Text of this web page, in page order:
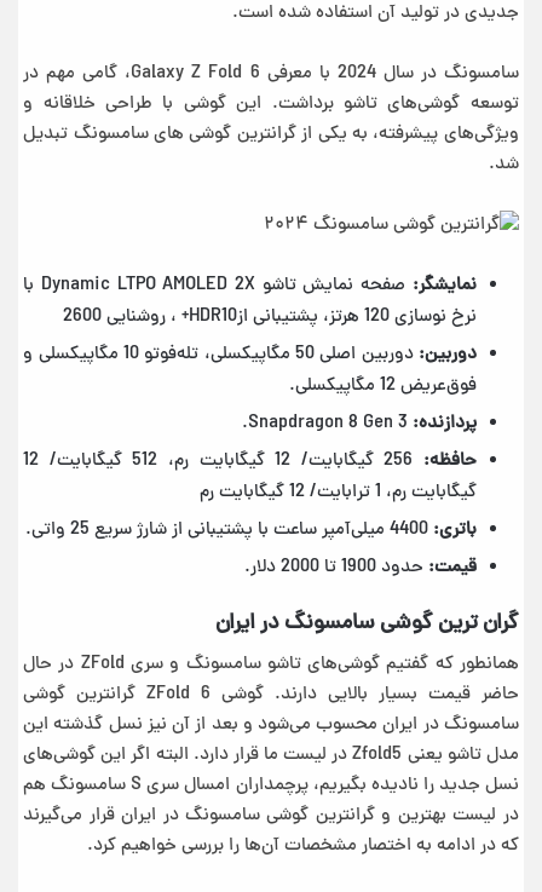
جدیدی در تولید آن استفاده شده است.
سامسونگ در سال 2024 با معرفی Galaxy Z Fold 6، گامی مهم در
توسعه گوشی‌های تاشو برداشت. این گوشی با طراحی خلاقانه و
ویژگی‌های پیشرفته، به یکی از گرانترین گوشی های سامسونگ تبدیل
شد.
نمایشگر:
صفحه نمایش تاشو Dynamic LTPO AMOLED 2X با
نرخ نوسازی 120 هرتز، پشتیبانی ازHDR10+ ، روشنایی 2600
دوربین:
دوربین اصلی 50 مگاپیکسلی، تله‌فوتو 10 مگاپیکسلی و
فوق‌عریض 12 مگاپیکسلی.
پردازنده:
حافظه:
256 گیگابایت/ 12 گیگابایت رم، 512 گیگابایت/ 12
گیگابایت رم، 1 ترابایت/ 12 گیگابایت رم
باتری: 4400 میلی‌آمپر ساعت با پشتیبانی از شارژ سریع 25 واتی.
قیمت: حدود 1900 تا 2000 دلار.
گران ترین گوشی سامسونگ در ایران
همانطور که گفتیم گوشی‌های تاشو سامسونگ و سری ZFold در حال
حاضر قیمت بسیار بالایی دارند. گوشی‌ ZFold 6 گرانترین گوشی
سامسونگ در ایران محسوب می‌شود و بعد از آن نیز نسل گذشته این
مدل تاشو یعنی Zfold5 در لیست ما قرار دارد. البته اگر این گوشی‌های
نسل جدید را نادیده بگیریم، پرچمداران امسال سری S سامسونگ هم
در لیست بهترین و گرانترین گوشی سامسونگ در ایران قرار می‌گیرند
که در ادامه به اختصار مشخصات آن‌ها را بررسی خواهیم کرد.